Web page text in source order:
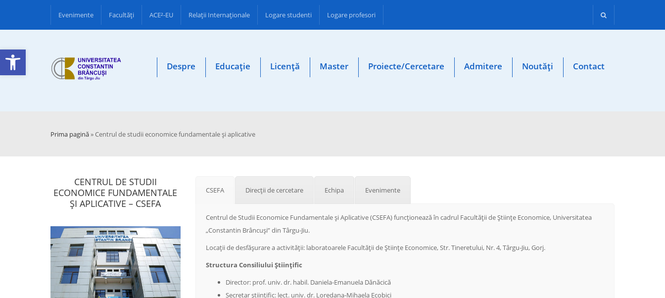
Deschide bara de unelte
Evenimente Facultăţi ACE²-EU Relații Internaționale Logare studenti Logare profesori
Despre Educație Licență Master Proiecte/Cercetare Admitere Noutăți Contact
Prima pagină»Centrul de studii economice fundamentale și aplicative
CENTRUL DE STUDII
ECONOMICE FUNDAMENTALE
ȘI APLICATIVE – CSEFA
CSEFA Direcții de cercetare Echipa Evenimente
Centrul de Studii Economice Fundamentale și Aplicative (CSEFA) funcționează în cadrul Facultății de Științe Economice, Universitatea
„Constantin Brâncuși” din Târgu-Jiu.
Locații de desfășurare a activității: laboratoarele Facultății de Științe Economice, Str. Tineretului, Nr. 4, Târgu-Jiu, Gorj.
Structura Consiliului Științific
Director: prof. univ. dr. habil. Daniela-Emanuela Dănăcică
Secretar științific: lect. univ. dr. Loredana-Mihaela Ecobici